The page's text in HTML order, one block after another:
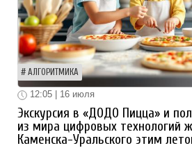
АЛГОРИТМИКА
12:05 | 16 июля
Экскурсия в «ДОДО Пицца» и
из мира цифровых технологий
Каменска-Уральского этим